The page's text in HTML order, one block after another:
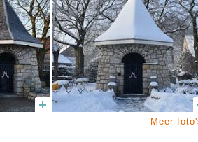
Meer